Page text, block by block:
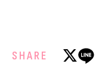
SHARE